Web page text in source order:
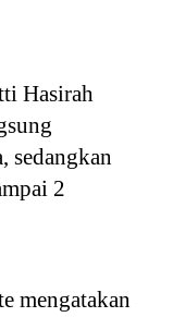
Hasirah
sedangkan
2
mengatakan